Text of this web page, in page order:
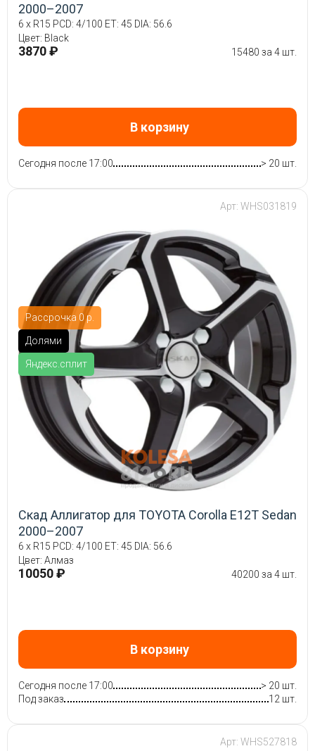
2000–2007
6 x R15 PCD: 4/100 ET: 45 DIA: 56.6
Цвет: Black
3870 ₽ 15480 за 4 шт.
В корзину
Сегодня после 17:00 > 20 шт.
Рассрочка 0 р.
Долями
Яндекс.сплит
Арт: WHS031819
Скад Аллигатор для TOYOTA Corolla E12T Sedan
2000–2007
6 x R15 PCD: 4/100 ET: 45 DIA: 56.6
Цвет: Алмаз
10050 ₽ 40200 за 4 шт.
В корзину
Сегодня после 17:00
> 20 шт.
Под заказ
12 шт.
Арт: WHS527818